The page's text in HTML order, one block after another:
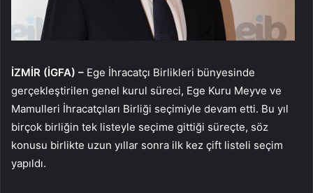
İZMİR (İGFA) – Ege İhracatçı Birlikleri bünyesinde
gerçekleştirilen genel kurul süreci, Ege Kuru Meyve ve
Mamulleri İhracatçıları Birliği seçimiyle devam etti. Bu yıl
birçok birliğin tek listeyle seçime gittiği süreçte, söz
konusu birlikte uzun yıllar sonra ilk kez çift listeli seçim
yapıldı.